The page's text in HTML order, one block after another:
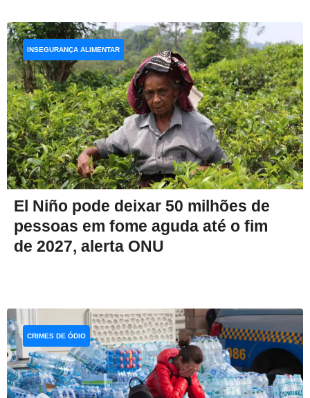
El Niño pode deixar 50 milhões de
pessoas em fome aguda até o fim
de 2027, alerta ONU
INSEGURANÇA ALIMENTAR
CRIMES DE ÓDIO